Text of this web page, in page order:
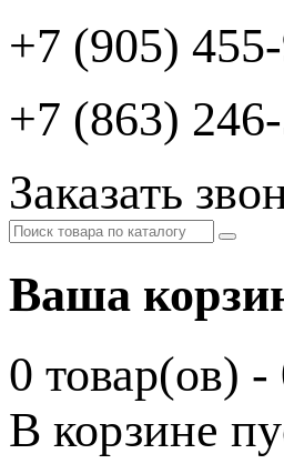
+7 (905)
+7 (863)
Заказать
Ваша
0 товар(ов) -
В корзине